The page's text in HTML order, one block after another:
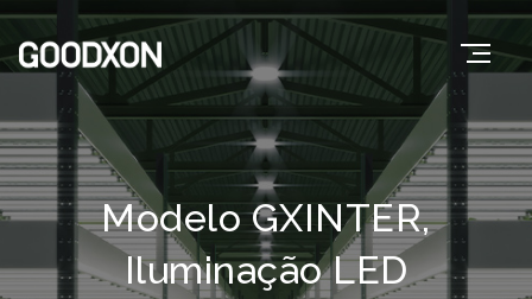
Modelo GXINTER,
Iluminação LED